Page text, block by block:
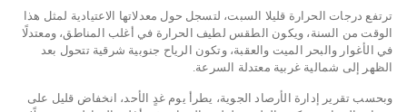
ترتفع درجات الحرارة قليلا السبت، لتسجل حول معدلاتها الاعتيادية لمثل هذا
الوقت من السنة، ويكون الطقس لطيف الحرارة في أغلب المناطق، ومعتدلًا
في الأغوار والبحر الميت والعقبة، وتكون الرياح جنوبية شرقية تتحول بعد
الظهر إلى شمالية غربية معتدلة السرعة.
وبحسب تقرير إدارة الأرصاد الجوية، يطرأ يوم غدٍ الأحد، انخفاض قليل على